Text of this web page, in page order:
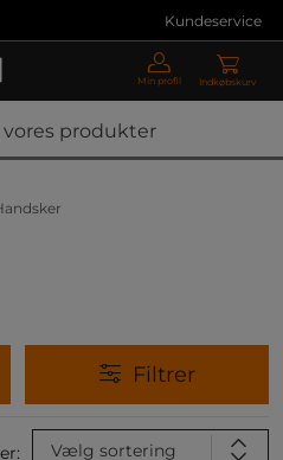
Kundeservice
Min profil Indkøbskurv
Filtrer
Vælg sortering